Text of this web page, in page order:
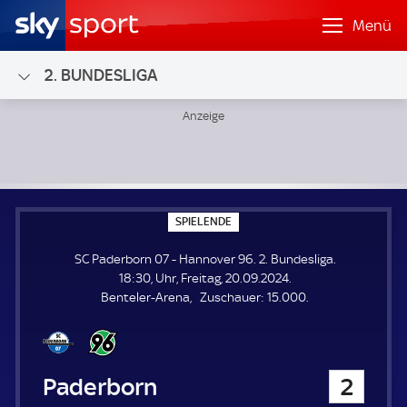
Menü
2. BUNDESLIGA
SPIELENDE
P
E
L
E
N
SC Paderborn 07 - Hannover 96. 2. Bundesliga.
18:30, Uhr, Freitag, 20.09.2024.
Benteler-Arena
Zuschauer: Z
15.000.
SC Paderborn 07 2